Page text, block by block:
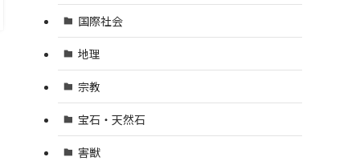
国際社会
地理
宗教
宝石・天然石
害獣